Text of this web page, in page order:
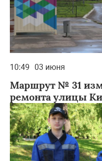
10:49 03 июня
Маршрут № 31
ремонта улицы